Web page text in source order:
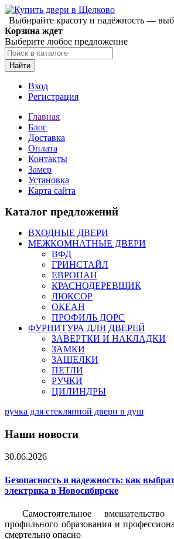
Выбирайте красоту и надёжность —
Корзина ждет
Выберите любое предложение
Найти
Вход
Регистрация
Главная
Блог
Доставка
Оплата
Контакты
Замер
Установка
Карта сайта
Каталог предложений
ВХОДНЫЕ ДВЕРИ
МЕЖКОМНАТНЫЕ ДВЕРИ
ВФД
ГРИНСТАЙЛ
ЕВРОПАН
КРАСНОДЕРЕВЩИК
ЛЮКСОР
ОКЕАН
ПРОФИЛЬ ДОРС
ФУРНИТУРА ДЛЯ ДВЕРЕЙ
ЗАВЕРТКИ И НАКЛАДКИ
ЗАМКИ
ЗАЩЕЛКИ
ПЕТЛИ
РУЧКИ
ЦИЛИНДРЫ
ручка для стеклянной двери в душ
Наши новости
30.06.2026
Безопасность и надежность: как
электрика в Новосибирске
Самостоятельное
профильного образования и
смертельно опасно